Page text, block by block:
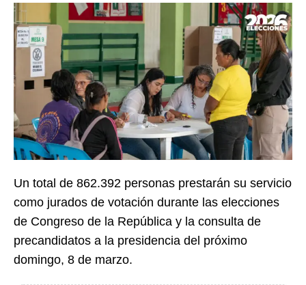
Un total de 862.392 personas prestarán su servicio
como jurados de votación durante las elecciones
de Congreso de la República y la consulta de
precandidatos a la presidencia del próximo
domingo, 8 de marzo.